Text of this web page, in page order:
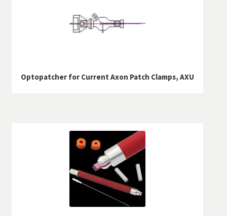
Optopatcher for Current Axon Patch Clamps, AXU